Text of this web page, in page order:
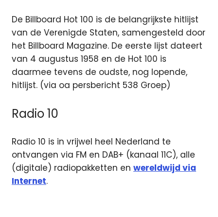
De Billboard Hot 100 is de belangrijkste hitlijst
van de Verenigde Staten, samengesteld door
het Billboard Magazine. De eerste lijst dateert
van 4 augustus 1958 en de Hot 100 is
daarmee tevens de oudste, nog lopende,
hitlijst. (via oa persbericht 538 Groep)
Radio 10
Radio 10 is in vrijwel heel Nederland te
ontvangen via FM en DAB+ (kanaal 11C), alle
(digitale) radiopakketten en wereldwijd via
Internet.